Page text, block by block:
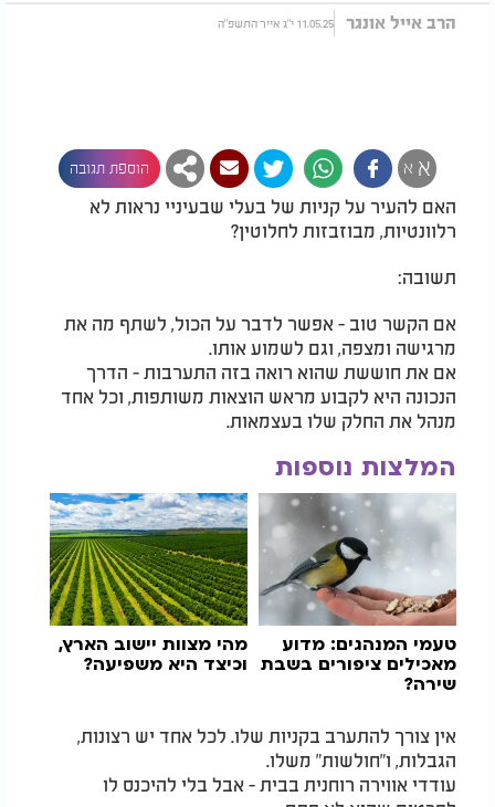
הרב אייל אונגר 11.05.25 י"ג אייר התשפ"ה
א א הוספת תגובה
האם להעיר על קניות של בעלי שבעיניי נראות לא
רלוונטיות, מבוזבזות לחלוטין?
תשובה:
אם הקשר טוב - אפשר לדבר על הכול, לשתף מה את
מרגישה ומצפה, וגם לשמוע אותו.
אם את חוששת שהוא רואה בזה התערבות - הדרך
הנכונה היא לקבוע מראש הוצאות משותפות, וכל אחד
מנהל את החלק שלו בעצמאות.
המלצות נוספות
טעמי המנהגים: מדוע
מאכילים ציפורים בשבת
שירה?
מהי מצוות יישוב הארץ,
וכיצד היא משפיעה?
אין צורך להתערב בקניות שלו. לכל אחד יש רצונות,
הגבלות, ו"חולשות" משלו.
עודדי אווירה רוחנית בבית - אבל בלי להיכנס לו